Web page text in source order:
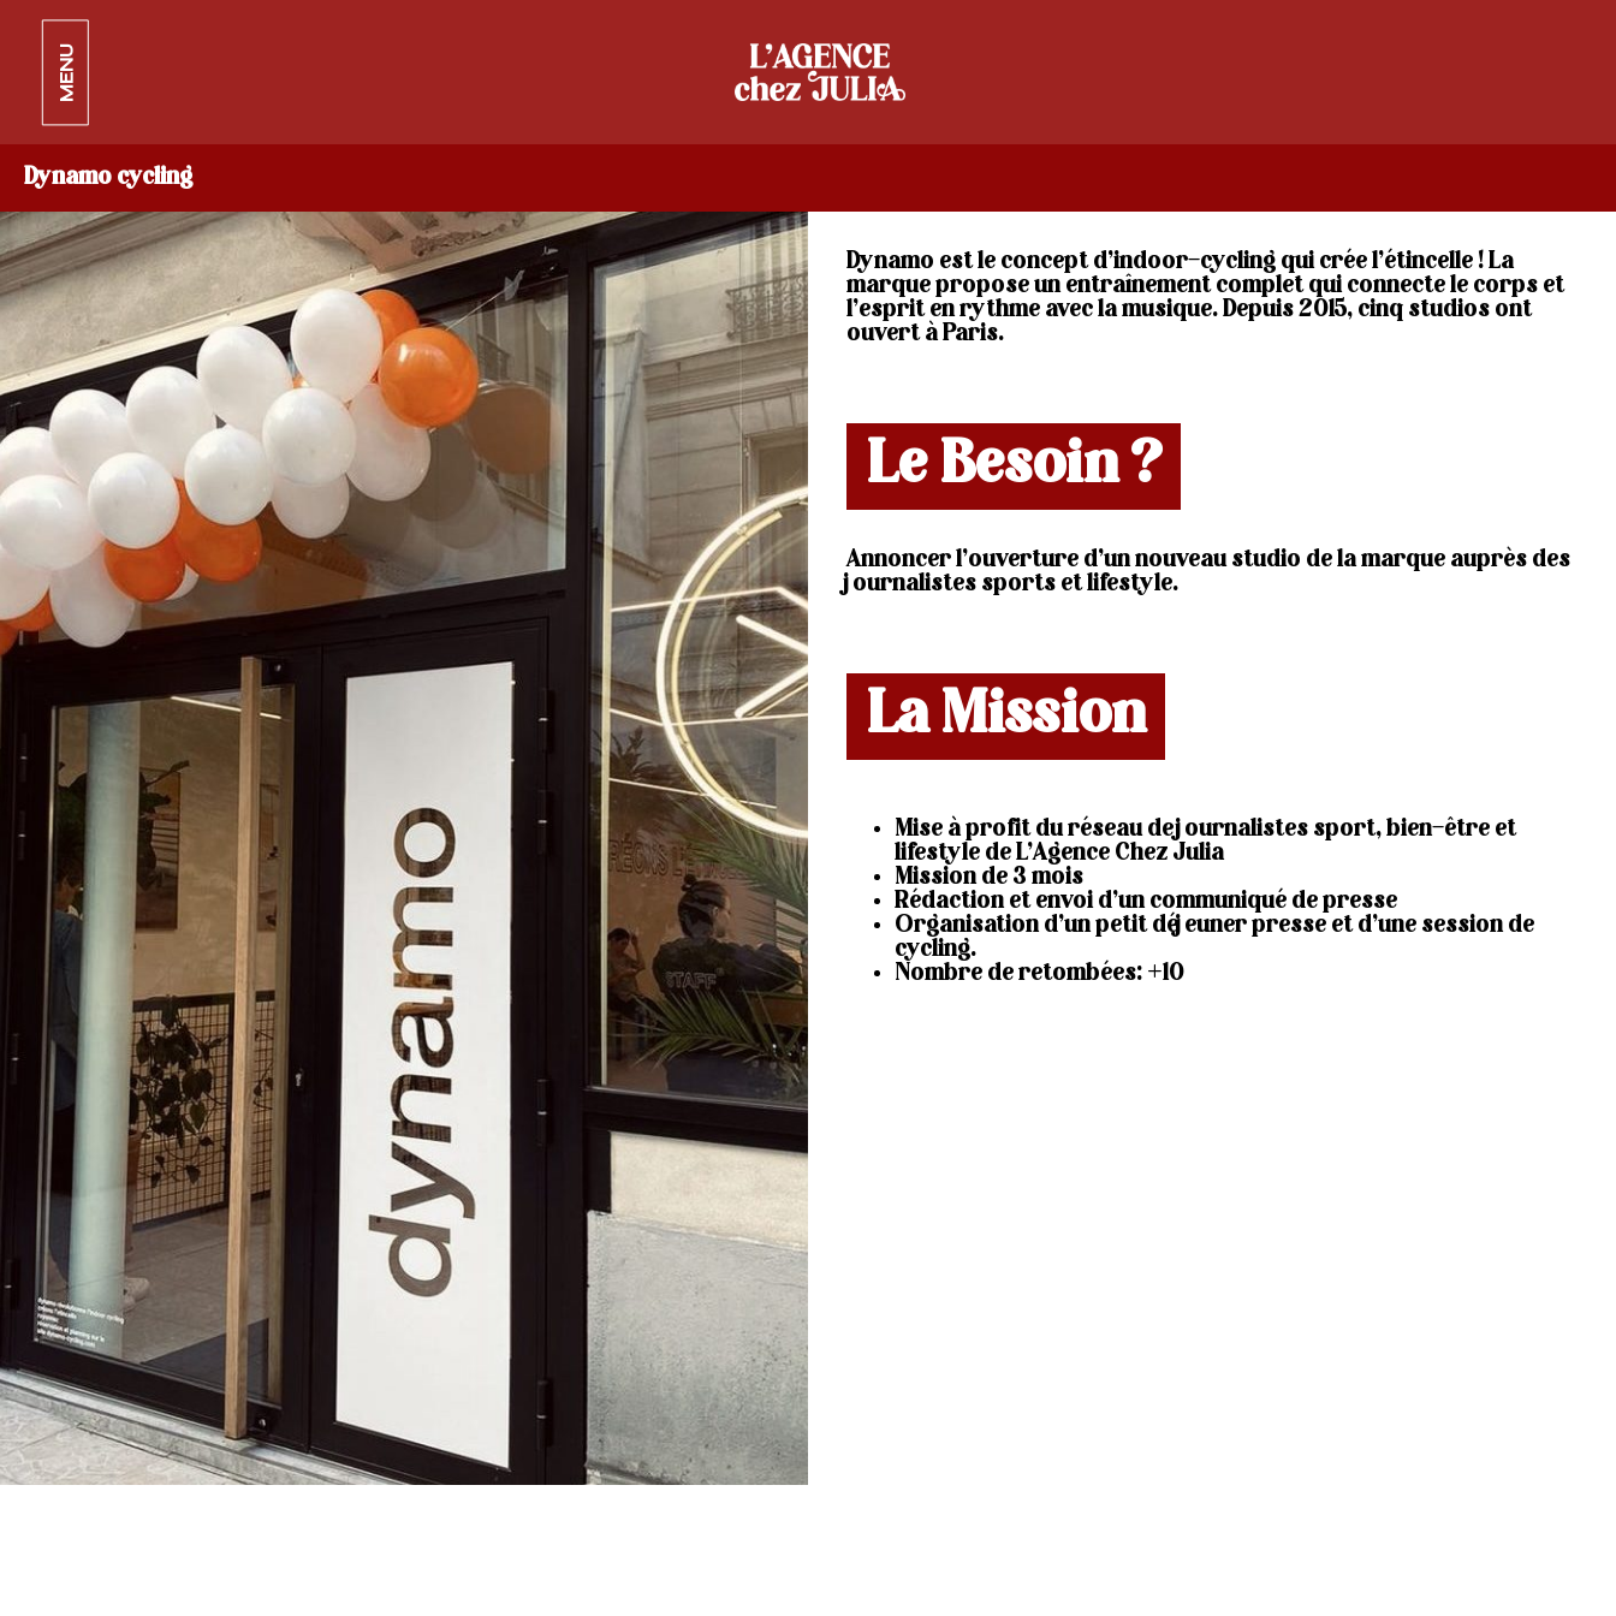
MENU
Dynamo cycling
Dynamo est le concept d’indoor-cycling qui crée l’étincelle ! La
marque propose un entraînement complet qui connecte le corps et
l’esprit en rythme avec la musique. Depuis 2015, cinq studios ont
ouvert à Paris.
Le Besoin ?
Annoncer l’ouverture d’un nouveau studio de la marque auprès des
journalistes sports et lifestyle.
La Mission
Mise à profit du réseau de journalistes sport, bien-être et
lifestyle de L’Agence Chez Julia
Mission de 3 mois
Rédaction et envoi d’un communiqué de presse
Organisation d’un petit déjeuner presse et d’une session de
cycling.
Nombre de retombées: +10